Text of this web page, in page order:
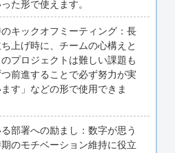
た形で使えます。
キックオフミーティング：長
上げ時に、チームの心構えと
プロジェクトは難しい課題も
前進することで必ず努力が実
す」などの形で使用できま
部署への励まし：数字が思う
のモチベーション維持に役立